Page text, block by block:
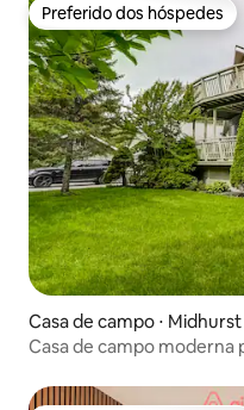
Preferido dos hóspedes
Preferido dos hóspedes
Casa de campo ⋅ Midhurst
Casa de campo moderna